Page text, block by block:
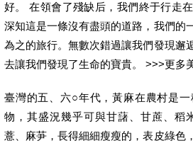
好。 在領會了殘缺后，我們終于行走
深知這是一條沒有盡頭的道路，我們的
為之的旅行。無數次錯過讓我們發現邂
去讓我們發現了生命的寶貴。 >>>更多
臺灣的五、六○年代，黃麻在農村是
物，其盛況幾乎可與甘藷、甘蔗、稻
薏、麻芛，長得細細瘦瘦的，表皮綠色